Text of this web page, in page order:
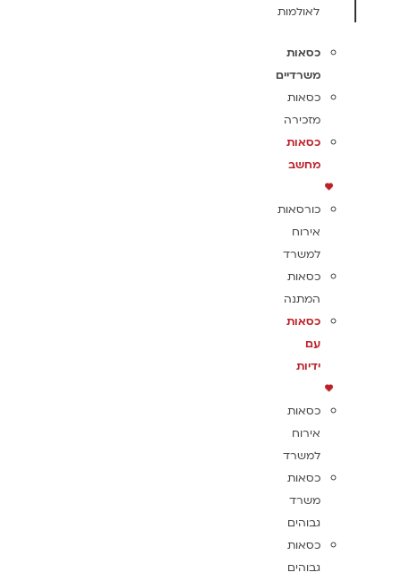
לאולמות
כסאות
משרדיים
כסאות
מזכירה
כסאות
מחשב
כורסאות
אירוח
למשרד
כסאות
המתנה
כסאות
עם
ידיות
כסאות
אירוח
למשרד
כסאות
משרד
גבוהים
כסאות
גבוהים